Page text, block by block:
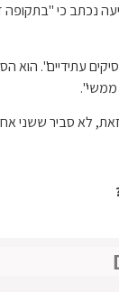
רק קצה הקרחון. העובדים לשעבר עבדו
הוא
ממשי".